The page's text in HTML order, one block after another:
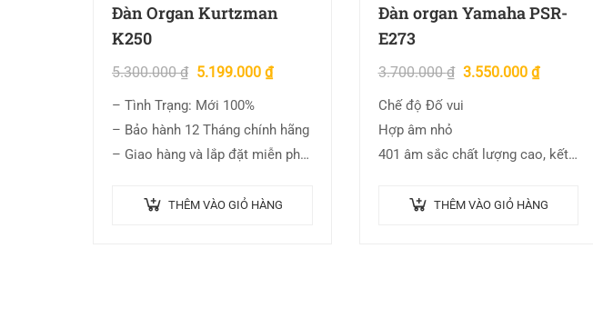
Đàn Organ Kurtzman
K250
5.300.000₫ 5.199.000 ₫
– Tình Trạng: Mới 100%
– Bảo hành 12 Tháng chính hãng
– Giao hàng và lắp đặt miễn phí
– Ship COD toàn quốc
THÊM VÀO GIỎ HÀNG
Đàn organ Yamaha PSR-
E273
3.700.000₫ 3.550.000 ₫
Chế độ Đố vui
Hợp âm nhỏ
401 âm sắc chất lượng cao, kết
THÊM VÀO GIỎ HÀNG